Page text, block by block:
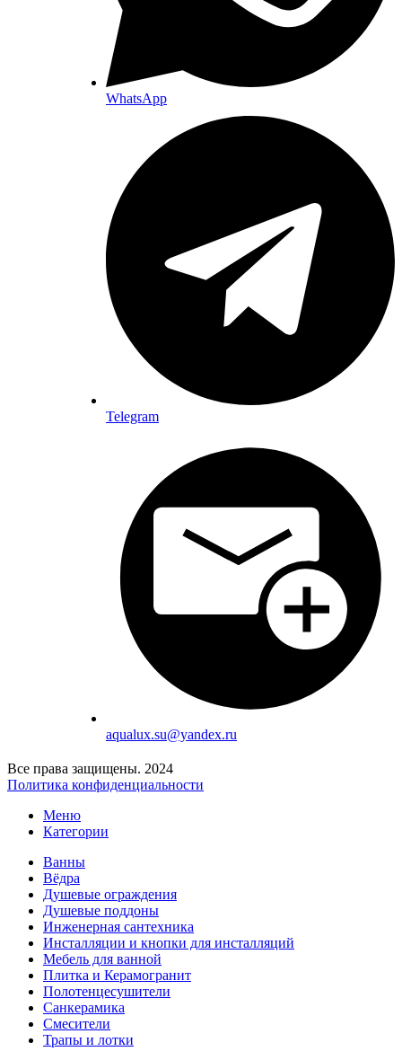
WhatsApp
Telegram
aqualux.su@yandex.ru
Все права защищены. 2024
Политика конфиденциальности
Меню
Категории
Ванны
Вёдра
Душевые ограждения
Душевые поддоны
Инженерная сантехника
Инсталляции и кнопки для инсталляций
Мебель для ванной
Плитка и Керамогранит
Полотенцесушители
Санкерамика
Смесители
Трапы и лотки